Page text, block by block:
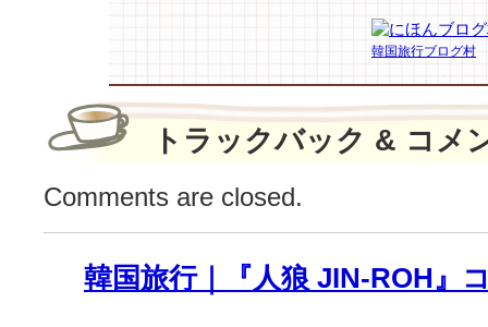
対
立
格
化…
緊
る！
は
韓国旅行ブログ村
トラックバック & コメ
Comments are closed.
韓国旅行｜『人狼 JIN-ROH』